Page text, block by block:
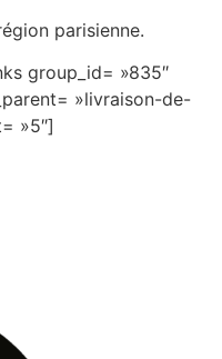
parisienne.
group_id= »835″
»livraison-de-
»5″]